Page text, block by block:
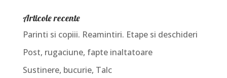
Articole recente
Parinti si copiii. Reamintiri. Etape si deschideri
Post, rugaciune, fapte inaltatoare
Sustinere, bucurie, Talc